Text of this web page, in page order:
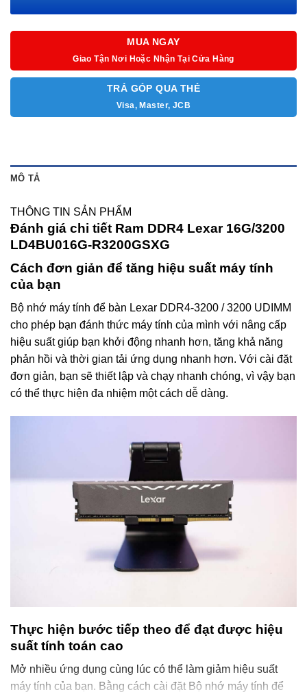
MUA NGAY
Giao Tận Nơi Hoặc Nhận Tại Cửa Hàng
TRẢ GÓP QUA THẺ
Visa, Master, JCB
MÔ TẢ
THÔNG TIN SẢN PHẨM
Đánh giá chi tiết Ram DDR4 Lexar 16G/3200
LD4BU016G-R3200GSXG
Cách đơn giản để tăng hiệu suất máy tính
của bạn
Bộ nhớ máy tính để bàn Lexar DDR4-3200 / 3200 UDIMM
cho phép bạn đánh thức máy tính của mình với nâng cấp
hiệu suất giúp bạn khởi động nhanh hơn, tăng khả năng
phản hồi và thời gian tải ứng dụng nhanh hơn. Với cài đặt
đơn giản, bạn sẽ thiết lập và chạy nhanh chóng, vì vậy bạn
có thể thực hiện đa nhiệm một cách dễ dàng.
Thực hiện bước tiếp theo để đạt được hiệu
suất tính toán cao
Mở nhiều ứng dụng cùng lúc có thể làm giảm hiệu suất
máy tính của bạn. Bằng cách cài đặt Bộ nhớ máy tính để